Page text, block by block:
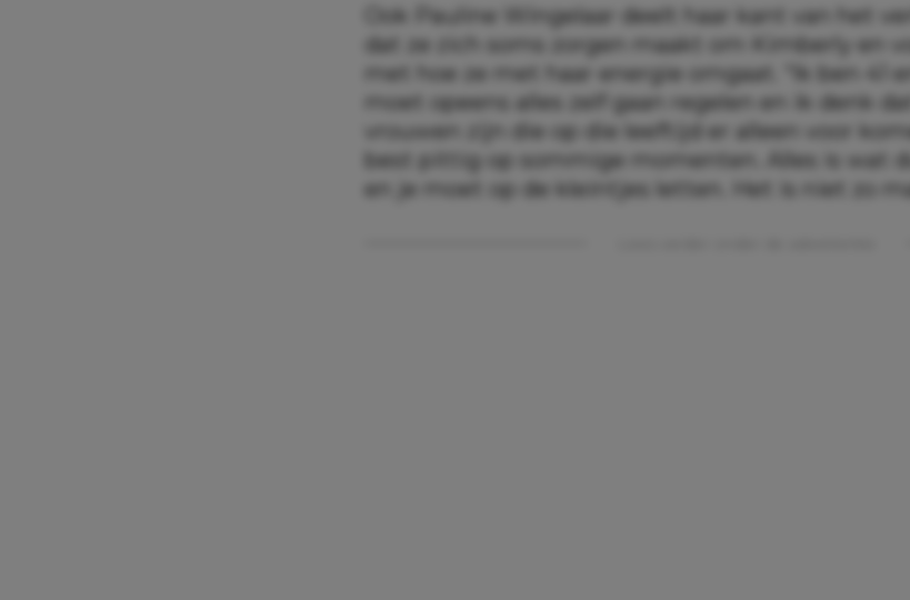
Ook Pauline Wingelaar deelt haar kant van het
dat ze zich soms zorgen maakt om Kimberly en
met hoe ze met haar energie omgaat. “Ik ben 41
moet opeens alles zelf gaan regelen en ik denk
vrouwen zijn die op die leeftijd er alleen voor
best pittig op sommige momenten. Alles is wat
en je moet op de kleintjes letten. Het is niet zo